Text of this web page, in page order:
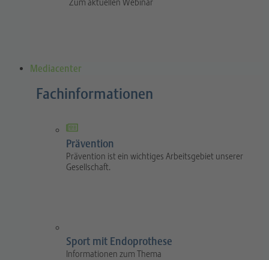
Zum aktuellen Webinar
Mediacenter
Fachinformationen
Prävention
Prävention ist ein wichtiges Arbeitsgebiet unserer
Gesellschaft.
Sport mit Endoprothese
Informationen zum Thema